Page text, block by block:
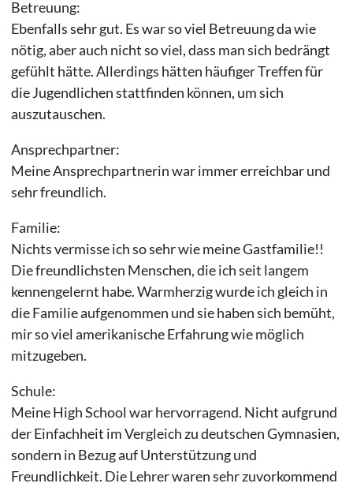
Betreuung:
Ebenfalls sehr gut. Es war so viel Betreuung da wie
nötig, aber auch nicht so viel, dass man sich bedrängt
gefühlt hätte. Allerdings hätten häufiger Treffen für
die Jugendlichen stattfinden können, um sich
auszutauschen.
Ansprechpartner:
Meine Ansprechpartnerin war immer erreichbar und
sehr freundlich.
Familie:
Nichts vermisse ich so sehr wie meine Gastfamilie!!
Die freundlichsten Menschen, die ich seit langem
kennengelernt habe. Warmherzig wurde ich gleich in
die Familie aufgenommen und sie haben sich bemüht,
mir so viel amerikanische Erfahrung wie möglich
mitzugeben.
Schule:
Meine High School war hervorragend. Nicht aufgrund
der Einfachheit im Vergleich zu deutschen Gymnasien,
sondern in Bezug auf Unterstützung und
Freundlichkeit. Die Lehrer waren sehr zuvorkommend